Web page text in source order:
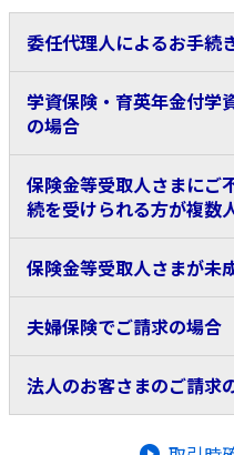
かんぽプラチナライ
ご契約のしおり・約
保険用語集
お問い合わせ
保険用語集
お問い合わせ
すこやか健康ラボ
ラジオ体操・みんな
ラジオ体操ポータル
かんぽ生命のサステ
お客さまの声／お客
委任代理人によるお手続
委任代理人によるお手続
書類も必要になります。
保険金等受取人ご本
委任代理人さまの本
法人のお客さまの場合、
＜必要項目をご記入いた
保険金等受取人さまが
学資保険・育英年金付学
の場合
学資保険・育英年金付学
合は、こちらの書類も必
保険契約者さまの生年
保険金等受取人さまにご
続を受けられる方が複数
＜必要項目をご記入いた
誓約書または代表者選
権利義務の相続を受けら
1名の選定を行うため、
が、会社所定の要件を満
保険金等受取人さまが未
保険金等受取人さまが未
者（法定代理人）さまの
要になります。
＜ご準備いただくもの＞
未成年者さまと親権
夫婦保険でご請求の場合
夫婦保険でご請求の場合
ます。
法人のお客さまのご請求
法人のお客さまのご請